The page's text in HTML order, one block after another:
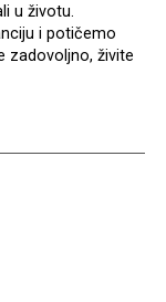
u životu.
i potičemo
zadovoljno, živite